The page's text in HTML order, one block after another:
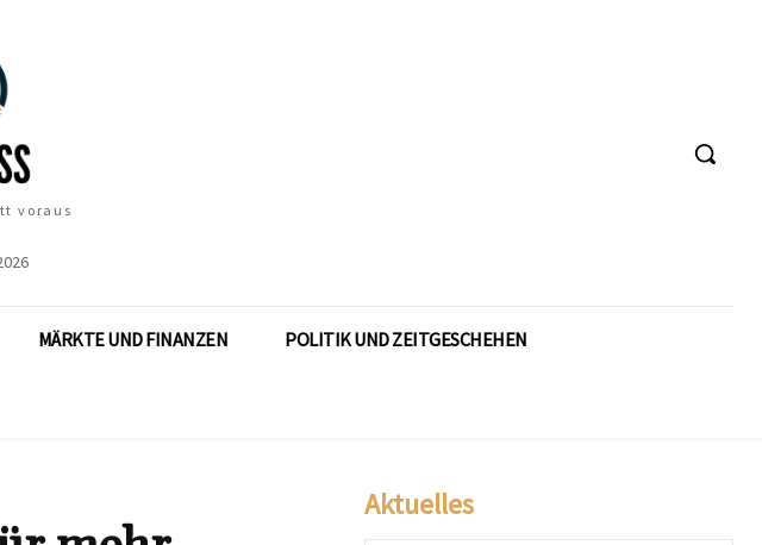
voraus
MÄRKTE UND FINANZEN POLITIK UND ZEITGESCHEHEN
Aktuelles